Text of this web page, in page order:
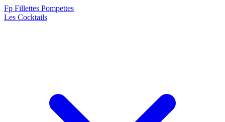
Fp Fillettes Pompettes
Les Cocktails